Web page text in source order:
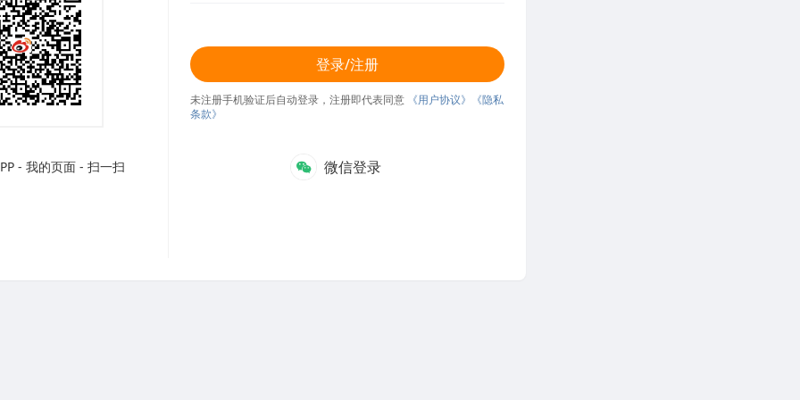
- 我的页面 - 扫一扫
登录/注册
未注册手机验证后自动登录，注册即代表同意 《用户协议》
《隐私
条款》
微信登录